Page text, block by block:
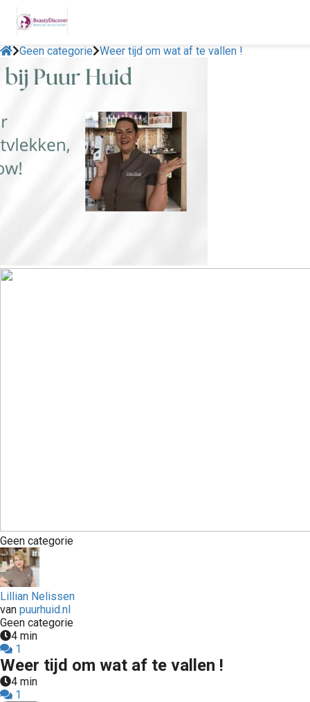
Geen categorie Weer tijd om wat af te vallen !
Geen categorie
Lillian Nelissen
van puurhuid.nl
Geen categorie
4 min
1
Weer tijd om wat af te vallen !
4 min
1